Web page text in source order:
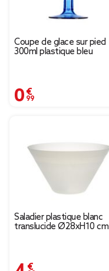
Coupe de glace sur pied
300ml plastique bleu
0,99 €
Saladier plastique blanc
translucide Ø28xH10 cm
4,99 €